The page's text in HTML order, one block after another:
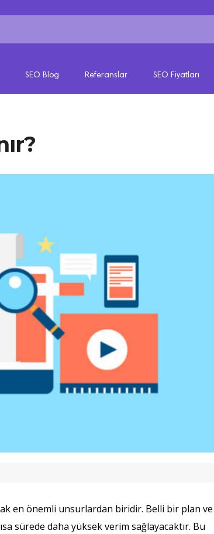
SEO Blog Referanslar SEO Fiyatları
en önemli unsurlardan biridir. Belli bir plan ve
sürede daha yüksek verim sağlayacaktır. Bu